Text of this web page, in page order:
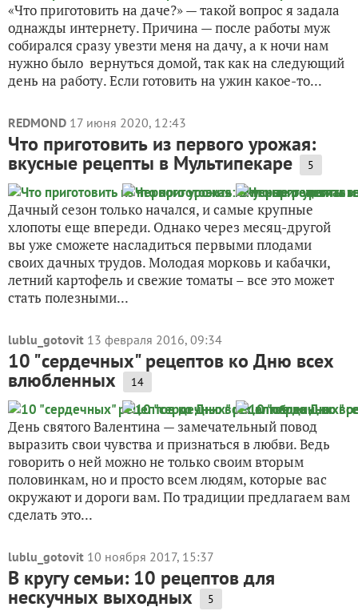
«Что приготовить на даче?» — такой вопрос я задала
однажды интернету. Причина — после работы муж
собирался сразу увезти меня на дачу, а к ночи нам
нужно было вернуться домой, так как на следующий
день на работу. Если готовить на ужин какое-то...
REDMOND 17 июня 2020, 12:43
Что приготовить из первого урожая:
вкусные рецепты в Мультипекаре 5
Дачный сезон только начался, и самые крупные
хлопоты еще впереди. Однако через месяц-другой
вы уже сможете насладиться первыми плодами
своих дачных трудов. Молодая морковь и кабачки,
летний картофель и свежие томаты – все это может
стать полезными...
lublu_gotovit 13 февраля 2016, 09:34
10 "сердечных" рецептов ко Дню всех
влюбленных 14
День святого Валентина — замечательный повод
выразить свои чувства и признаться в любви. Ведь
говорить о ней можно не только своим вторым
половинкам, но и просто всем людям, которые вас
окружают и дороги вам. По традиции предлагаем вам
сделать это...
lublu_gotovit 10 ноября 2017, 15:37
В кругу семьи: 10 рецептов для
нескучных выходных 5